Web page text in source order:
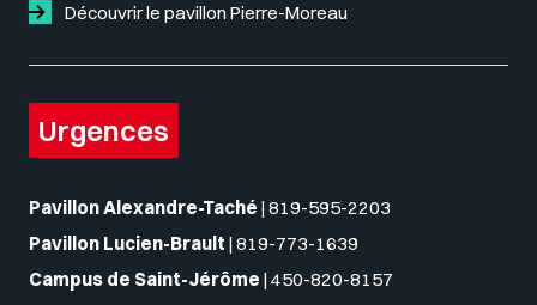
Découvrir le pavillon Pierre-Moreau
Urgences
Pavillon Alexandre-Taché | 819-595-2203
Pavillon Lucien-Brault | 819-773-1639
Campus de Saint-Jérôme | 450-820-8157